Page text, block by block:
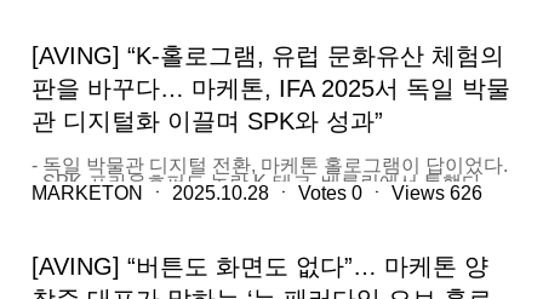
다고 본다”고 말했다. 단순한 시각 효과가 아니라, AI와 결
합된 실질적인 인터페이스로서의 홀로그램 가능성에 주
목한 것이다. 마케톤이 CES 2026에서 선보인 신제품은
이러한 철학의 결과물이다. ‘모바일 홀로그램’으로 명명
된 이 제품은 기존 대형 홀로그램 디스플레이의 한계를
벗어나, 휴대성과 현장성을 극대화한 것이 특징이다. 스
고, 터치 없이 제어할 수 있도록 설계됐다. 양 대표는 이
제품을 “홀로그램 모바일 디바이스”라고 정의했다. 고정
된 공간에서 체험하는 퍼블릭 홀로그램이 아니라, 사용자
음이다. 세계일류상품 지정 제도는 산업통상자원부와
KOTRA가 공동 주관하며, 매년 글로벌 시장 경쟁력을 갖
춘 제품과 기업을 선정하는 국가 인증 프로그램이다. 올
해는 통신용반도체기판 등 27개 품목 31개 기업이 세계
일류상품으로, ‘홀로그램 터치 비전(마케톤)’이 포함된 56
올렸다. 마케톤의 핵심 기술인 호버링 홀로그램은 별도의
VR·AR 기기 착용 없이 공중에 떠 있는 이미지를 직접 보
고 손으로 조작할 수 있는 차세대 디스플레이 기술이다.
광·문화·공공기관·모빌리티 분야에서 실용성이 높다는
평가를 받고 있다. 해당 기술은 이미 국내 주요 현장에서
활용되고 있다. 서대문자연사박물관, 전북어린이창의체
[AVING] “K-홀로그램, 유럽 문화유산 체험의
판을 바꾸다… 마케톤, IFA 2025서 독일 박물
관 디지털화 이끌며 SPK와 성과”
- 독일 박물관 디지털 전환, 마케톤 홀로그램이 답이었다.
- SPK·프라운호퍼도 놀란 K-테크, 베를린에서 통했다. -
K-홀로그램이 유럽 문화유산 체험 방식을 바꿔나갈 것.
밝혔다. 이번 전시회에서 마케톤은 박물관의 디지털화와
3D화를 핵심 전략으로 삼아, 독일의 주요 기관 및 연구소
MARKETON ㆍ 2025.10.28 ㆍ Votes 0 ㆍ Views 626
[AVING] “버튼도 화면도 없다”… 마케톤 양